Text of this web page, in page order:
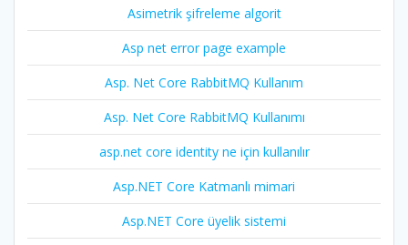
Asimetrik şifreleme algorit
Asp net error page example
Asp. Net Core RabbitMQ Kullanım
Asp. Net Core RabbitMQ Kullanımı
asp.net core identity ne için kullanılır
Asp.NET Core Katmanlı mimari
Asp.NET Core üyelik sistemi